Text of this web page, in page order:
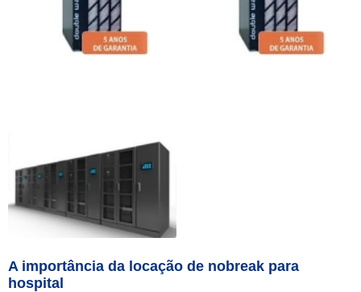
A importância da locação de nobreak para
hospital